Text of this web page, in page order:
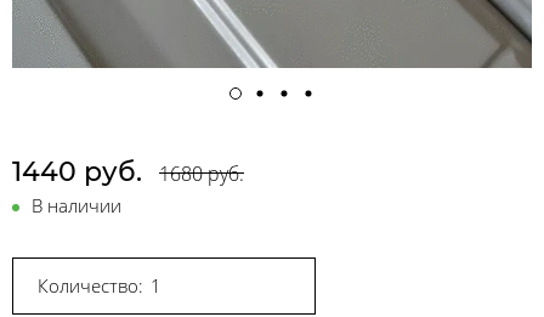
1440 руб. 1680 руб.
В наличии
Количество: